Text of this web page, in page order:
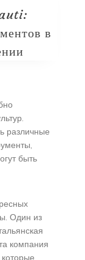
в
различные
быть
Один из
компания